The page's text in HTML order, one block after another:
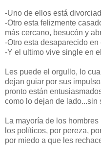
-Uno de ellos está
-Otro esta felizmente
más cercano, besucón y
-Otro esta desaparecido
-Y el ultimo vive single en
Les puede el orgullo, lo
dejan guiar por sus
pronto están
como lo dejan de lado...sin
La mayoría de los
los políticos, por pereza,
por miedo a que les